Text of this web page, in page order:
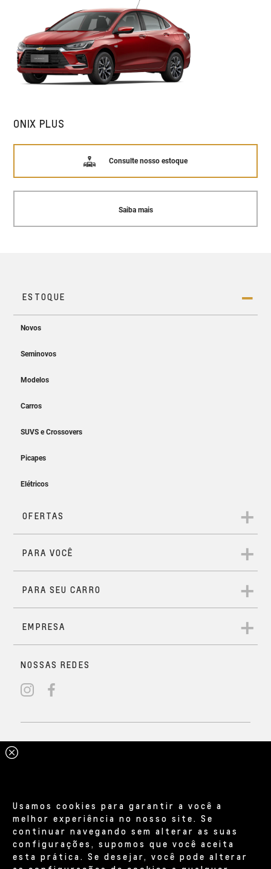
ONIX PLUS
Consulte nosso estoque
Saiba mais
Usamos cookies para garantir a você a
melhor experiência no nosso site. Se
continuar navegando sem alterar as suas
configurações, supomos que você aceita
esta prática. Se desejar, você pode alterar